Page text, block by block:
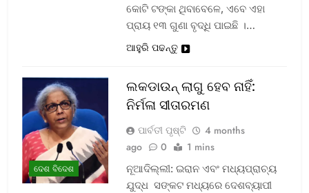
କୋଟି ଟଙ୍କା ଥିବାବେଳେ, ଏବେ ଏହା
ପ୍ରାୟ ୧୩ ଗୁଣା ବୃଦ୍ଧି ପାଇଛି ।…
ଆହୁରି ପଢନ୍ତୁ
ଦେଶ ବିଦେଶ
ଲକଡାଉନ୍ ଲାଗୁ ହେବ ନାହିଁ:
ନିର୍ମଳା ସୀତାରମଣ
ପାର୍ବତୀ ପୃଷ୍ଟି
4 months
ago
0 1 mins
ନୂଆଦିଲ୍ଲୀ: ଇରାନ ଏବଂ ମଧ୍ୟପ୍ରାଚ୍ୟ
ଯୁଦ୍ଧ ସଙ୍କଟ ମଧ୍ୟରେ ଦେଶବ୍ୟାପୀ